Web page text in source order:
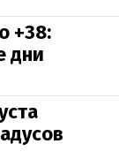
+38:
дни